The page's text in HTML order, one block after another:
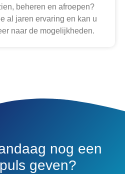
beheren en afroepen?
al jaren ervaring en kan u
naar de mogelijkheden.
nog een
geven?